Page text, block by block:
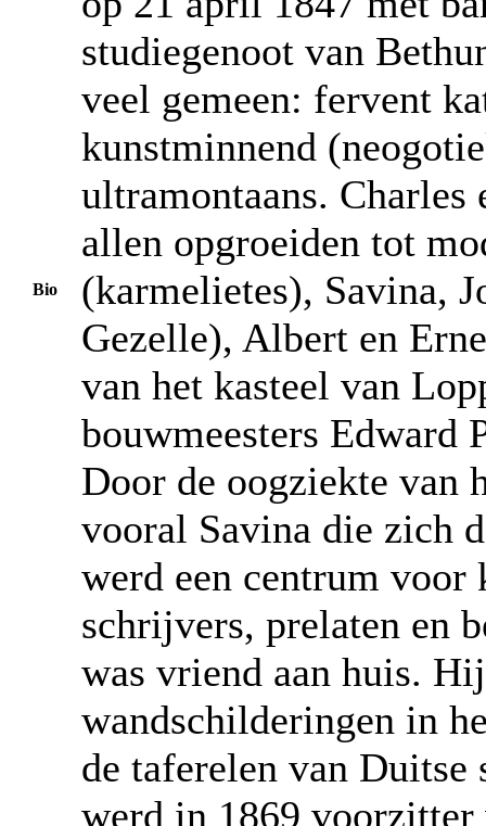
Bio
studiegenoot van
veel gemeen: fervent
kunstminnend
ultramontaans.
allen opgroeiden tot
(karmelietes), Savina,
Gezelle), Albert en
van het kasteel van
bouwmeesters Edward
Door de oogziekte van
vooral Savina die zich
werd een centrum voor
schrijvers, prelaten en
was vriend aan huis.
wandschilderingen in
de taferelen van
werd in 1869 voorzitter